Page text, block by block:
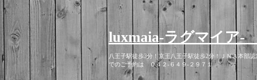
luxmaia-ラグマイア
八王子駅徒歩3分！京王八王子駅徒歩2分！ＪＮＡ本
でのご予約は ０４２-６４９-２９７１